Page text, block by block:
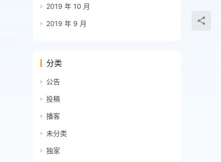
2019 年 10 月
2019 年 9 月
分类
公告
投稿
播客
未分类
独家